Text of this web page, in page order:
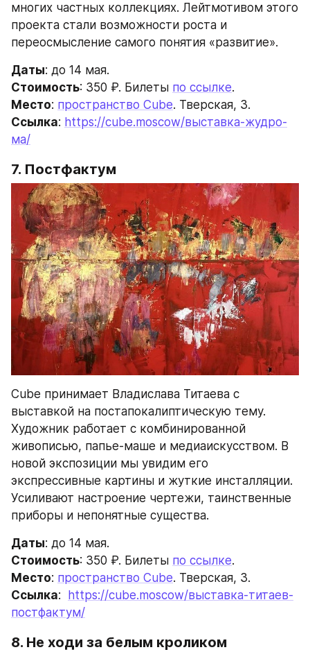
многих частных коллекциях. Лейтмотивом этого
проекта стали возможности роста и
переосмысление самого понятия «развитие».
Даты: до 14 мая.
Стоимость: 350 ₽. Билеты по ссылке.
Место: пространство Cube. Тверская, 3.
Ссылка: https://cube.moscow/выставка-жудро-
ма/
7. Постфактум
Cube принимает Владислава Титаева с
выставкой на постапокалиптическую тему.
Художник работает с комбинированной
живописью, папье-маше и медиаискусством. В
новой экспозиции мы увидим его
экспрессивные картины и жуткие инсталляции.
Усиливают настроение чертежи, таинственные
приборы и непонятные существа.
Даты: до 14 мая.
Стоимость: 350 ₽. Билеты по ссылке.
Место: пространство Cube. Тверская, 3.
Ссылка:
https://cube.moscow/выставка-титаев-
постфактум/
8. Не ходи за белым кроликом